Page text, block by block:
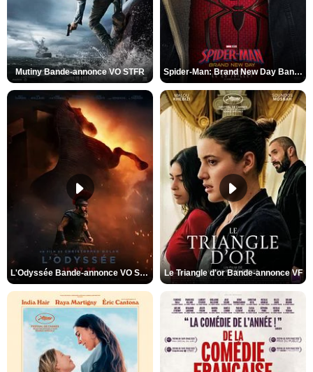
Mutiny Bande-annonce VO STFR Spider-Man: Brand New Day Bande-annonce VO STFR
L'Odyssée Bande-annonce VO STFR Le Triangle d'or Bande-annonce VF